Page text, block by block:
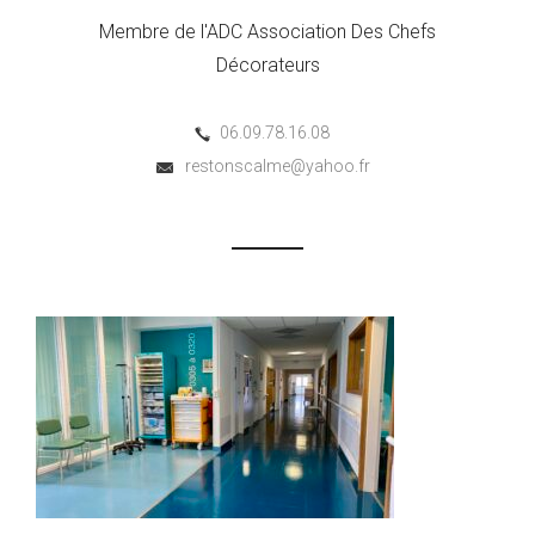
Membre de l'ADC Association Des Chefs
Décorateurs
06.09.78.16.08
restonscalme@yahoo.fr